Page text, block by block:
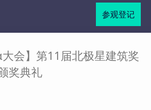
参观登记
会】第11届北极星建筑奖
奖典礼